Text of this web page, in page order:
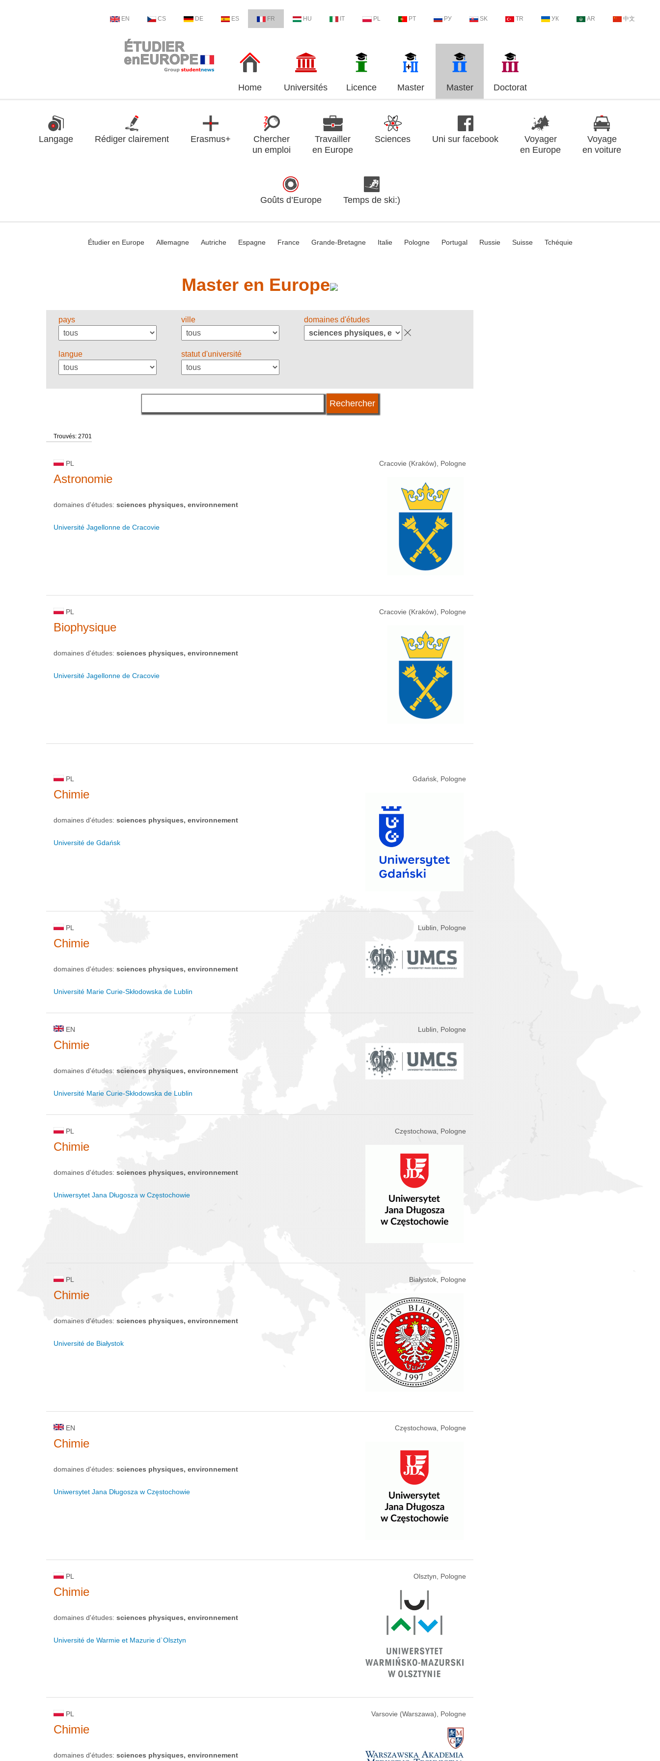
EN CS DE ES FR HU IT PL PT РУ SK TR УК AR 中文
Home Universités Licence Master Master Doctorat
Langage Rédiger clairement Erasmus+
Chercher
un emploi
Travailler
en Europe
Sciences Uni sur facebook
Voyager
en Europe
Voyage
en voiture
Goûts d’Europe Temps de ski:)
Étudier en Europe Allemagne Autriche Espagne France Grande-Bretagne Italie Pologne Portugal Russie Suisse Tchéquie
Master en Europe
pays ville domaines d'études
langue statut d'université
Trouvés: 2701
PL Cracovie (Kraków), Pologne
Astronomie
domaines d'études: sciences physiques, environnement
Université Jagellonne de Cracovie
PL Cracovie (Kraków), Pologne
Biophysique
domaines d'études: sciences physiques, environnement
Université Jagellonne de Cracovie
PL Gdańsk, Pologne
Chimie
domaines d'études: sciences physiques, environnement
Université de Gdańsk
PL Lublin, Pologne
Chimie
domaines d'études: sciences physiques, environnement
Université Marie Curie-Skłodowska de Lublin
EN Lublin, Pologne
Chimie
domaines d'études: sciences physiques, environnement
Université Marie Curie-Skłodowska de Lublin
PL Częstochowa, Pologne
Chimie
domaines d'études: sciences physiques, environnement
Uniwersytet Jana Długosza w Częstochowie
PL Białystok, Pologne
Chimie
domaines d'études: sciences physiques, environnement
Université de Białystok
EN Częstochowa, Pologne
Chimie
domaines d'études: sciences physiques, environnement
Uniwersytet Jana Długosza w Częstochowie
PL Olsztyn, Pologne
Chimie
domaines d'études: sciences physiques, environnement
Université de Warmie et Mazurie d`Olsztyn
PL Varsovie (Warszawa), Pologne
Chimie
domaines d'études: sciences physiques, environnement